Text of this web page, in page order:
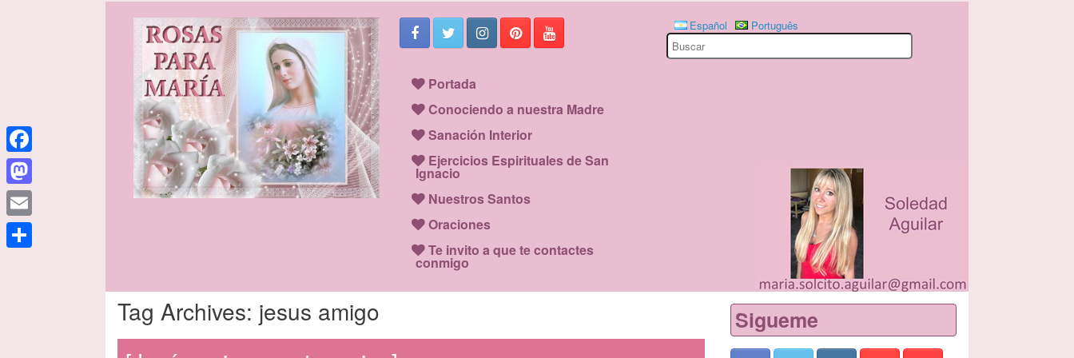
Español
Português
Search
for:
Portada
Conociendo a nuestra Madre
Sanación Interior
Ejercicios Espirituales de San
Ignacio
Nuestros Santos
Oraciones
Te invito a que te contactes
conmigo
Tag Archives: jesus amigo
Sigueme
Facebook
Mastodon
Email